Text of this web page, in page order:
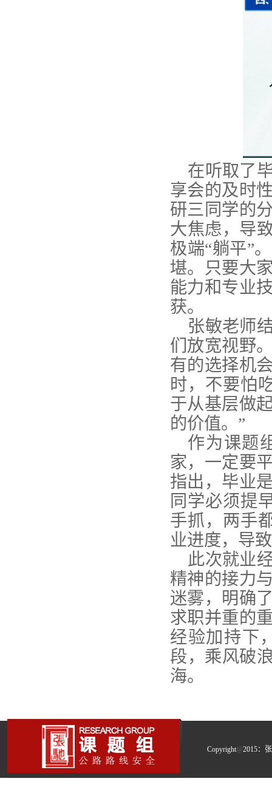
在听取了
享会的及时
研三同学的
大焦虑，导
极端“躺平”
堪。只要大
能力和专业
获。
张敏老师
们放宽视野
有的选择机
时，不要怕
于从基层做
的价值。”
作为课题
家，一定要
指出，毕业
同学必须提
手抓，两手
业进度，导
此次就业
精神的接力
迷雾，明确
求职并重的
经验加持下
段，乘风破
海。
Copyright@2015：